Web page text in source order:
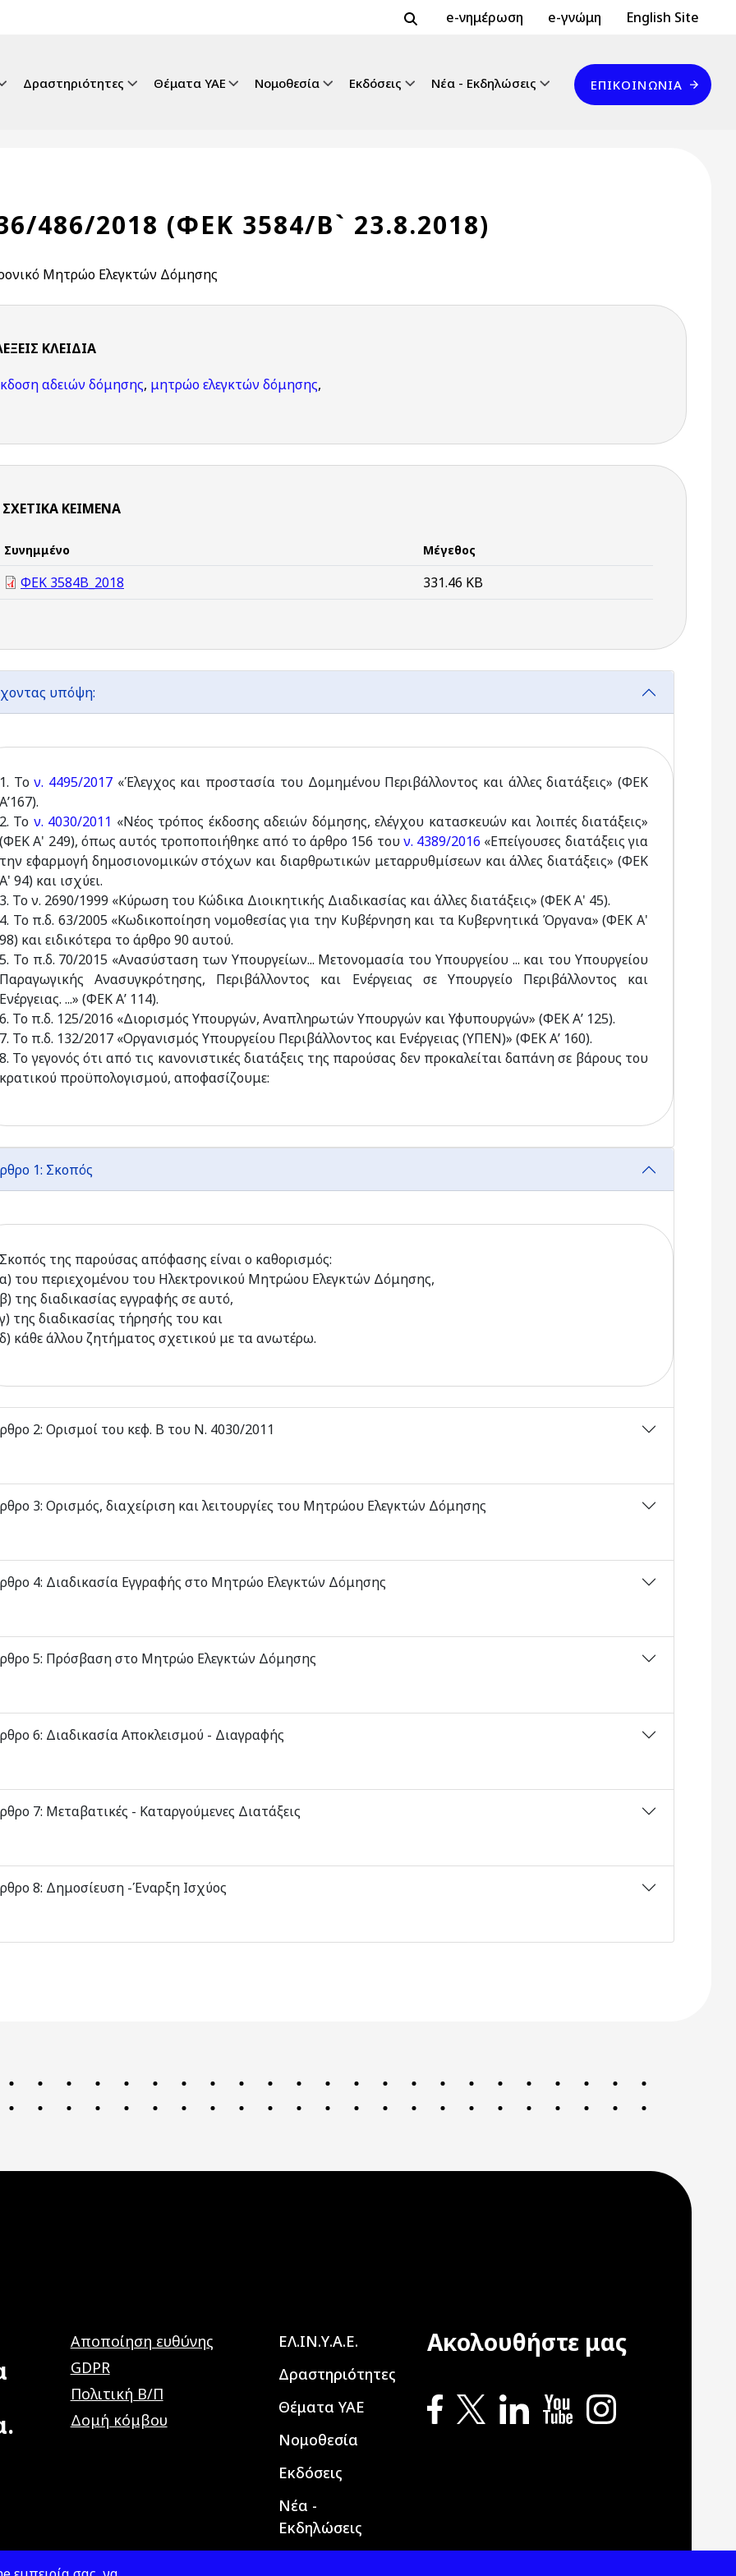
Header Top 2
e-νημέρωση e-γνώμη Header Top
English Site
Δραστηριότητες Θέματα ΥΑΕ Νομοθεσία Εκδόσεις Νέα - Εκδηλώσεις
Επικοινωνία
ΕΠΙΚΟΙΝΩΝΊΑ
486/2018 (ΦΕΚ 3584/Β` 23.8.2018)
Μητρώο Ελεγκτών Δόμησης
KΛΕΙΔΙΆ
αδειών δόμησης, μητρώο ελεγκτών δόμησης,
ΣΧΕΤΙΚΆ ΚΕΊΜΕΝΑ
Συνημμένο Μέγεθος
ΦΕΚ 3584Β_2018 331.46 KB
υπόψη:
1. Τον. 4495/2017 «Έλεγχος και προστασία του Δομημένου Περιβάλλοντος και άλλες διατάξεις» (ΦΕΚ
Α’167).
2. Το ν. 4030/2011 «Νέος τρόπος έκδοσης αδειών δόμησης, ελέγχου κατασκευών και λοιπές διατάξεις»
(ΦΕΚ Α' 249), όπως αυτός τροποποιήθηκε από το άρθρο 156 του ν. 4389/2016 «Επείγουσες διατάξεις για
την εφαρμογή δημοσιονομικών στόχων και διαρθρωτικών μεταρρυθμίσεων και άλλες διατάξεις» (ΦΕΚ
Α' 94) και ισχύει.
3. Το ν. 2690/1999 «Κύρωση του Κώδικα Διοικητικής Διαδικασίας και άλλες διατάξεις» (ΦΕΚ Α' 45).
4. Το π.δ. 63/2005 «Κωδικοποίηση νομοθεσίας για την Κυβέρνηση και τα Κυβερνητικά Όργανα» (ΦΕΚ Α'
98) και ειδικότερα το άρθρο 90 αυτού.
5. Το π.δ. 70/2015 «Ανασύσταση των Υπουργείων... Μετονομασία του Υπουργείου ... και του Υπουργείου
Παραγωγικής Ανασυγκρότησης, Περιβάλλοντος και Ενέργειας σε Υπουργείο Περιβάλλοντος και
Ενέργειας. ...» (ΦΕΚ Α’ 114).
6. Το π.δ. 125/2016 «Διορισμός Υπουργών, Αναπληρωτών Υπουργών και Υφυπουργών» (ΦΕΚ Α’ 125).
7. Το π.δ. 132/2017 «Οργανισμός Υπουργείου Περιβάλλοντος και Ενέργειας (ΥΠΕΝ)» (ΦΕΚ Α’ 160).
8. Το γεγονός ότι από τις κανονιστικές διατάξεις της παρούσας δεν προκαλείται δαπάνη σε βάρους του
κρατικού προϋπολογισμού, αποφασίζουμε:
1: Σκοπός
Σκοπός της παρούσας απόφασης είναι ο καθορισμός:
α) του περιεχομένου του Ηλεκτρονικού Μητρώου Ελεγκτών Δόμησης,
β) της διαδικασίας εγγραφής σε αυτό,
γ) της διαδικασίας τήρησής του και
δ) κάθε άλλου ζητήματος σχετικού με τα ανωτέρω.
2: Ορισμοί του κεφ. Β του Ν. 4030/2011
3: Ορισμός, διαχείριση και λειτουργίες του Μητρώου Ελεγκτών Δόμησης
4: Διαδικασία Εγγραφής στο Μητρώο Ελεγκτών Δόμησης
5: Πρόσβαση στο Μητρώο Ελεγκτών Δόμησης
6: Διαδικασία Αποκλεισμού - Διαγραφής
7: Μεταβατικές - Καταργούμενες Διατάξεις
8: Δημοσίευση -Έναρξη Ισχύος
Αποποίηση ευθύνης
GDPR
Πολιτική Β/Π
Δομή κόμβου
Main navigation
ΕΛ.ΙΝ.Υ.Α.Ε.
Δραστηριότητες
Θέματα ΥΑΕ
Νομοθεσία
Εκδόσεις
Νέα -
Εκδηλώσεις
Ακολουθήστε μας